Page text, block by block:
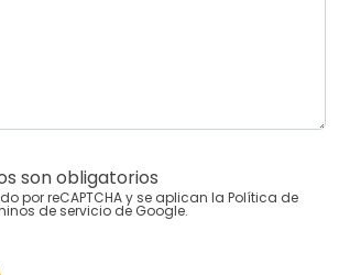
son obligatorios
por reCAPTCHA y se aplican la Política de
de servicio de Google.